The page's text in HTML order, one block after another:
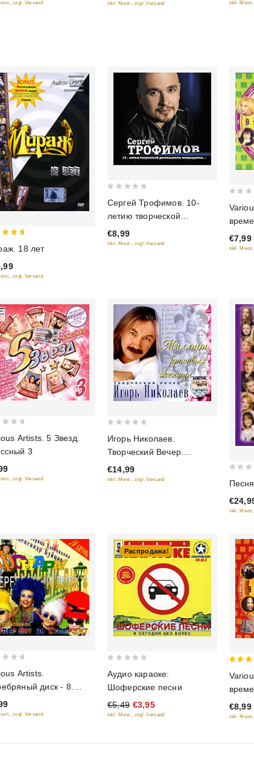
zzgl. Versand inkl. Mwst., zzgl. Versand inkl.
of 5
18 лет
zzgl. Versand
out
of
5
Сергей Трофимов. 10-
летию творческой
деятельности
посвящается...
€8,99
inkl. Mwst., zzgl. Versand
of
5
€7,99
inkl.
Artists. 5 Звезд.
3
zzgl. Versand
of
5
Игорь Николаев.
Творческий Вечер.
Миллион красивых
женщин (Синий альбом)
€14,99
inkl. Mwst., zzgl. Versand
of
5
inkl.
Artists.
диск - 8.
zzgl. Versand
Распродажа!
out
of
5
Аудио караоке:
Шоферские песни
€5,49 €3,95
inkl. Mwst., zzgl. Versand
€8,99
inkl.